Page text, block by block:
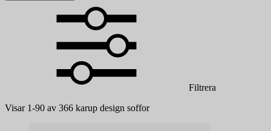
Filtrera
Visar 1-90 av 366 karup design soffor